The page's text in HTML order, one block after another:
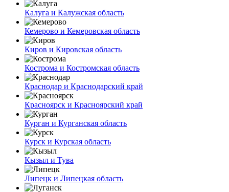
Калуга и Калужская область
Кемерово и Кемеровская область
Киров и Кировская область
Кострома и Костромская область
Краснодар и Краснодарский край
Красноярск и Красноярский край
Курган и Курганская область
Курск и Курская область
Кызыл и Тува
Липецк и Липецкая область